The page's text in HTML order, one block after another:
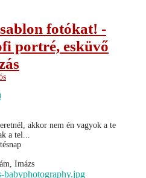
fotókat! -
portré, esküvő
akkor nem én vagyok a te
a tel...
Imázs